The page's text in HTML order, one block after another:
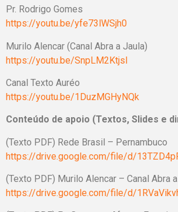
Pr. Rodrigo Gomes
https://youtu.be/yfe73lWSjh0
Murilo Alencar (Canal Abra a Jaula)
https://youtu.be/SnpLM2KtjsI
Canal Texto Auréo
https://youtu.be/1DuzMGHyNQk
Conteúdo de apoio (Textos, Slides e
(Texto PDF) Rede Brasil – Pernambuco
https://drive.google.com/file/d/
(Texto PDF) Murilo Alencar – Canal Abra
https://drive.google.com/file/d/